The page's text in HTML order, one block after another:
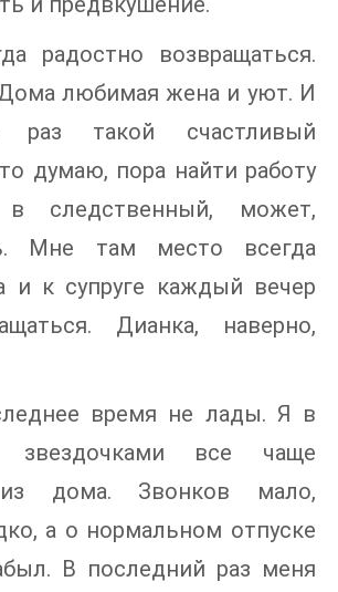
радостно возвращаться.
любимая жена и уют. И
такой счастливый
думаю, пора найти работу
следственный, может,
Мне там место всегда
и к супруге каждый вечер
Дианка, наверно,
время не лады. Я в
звездочками все чаще
дома. Звонков мало,
а о нормальном отпуске
В последний раз меня